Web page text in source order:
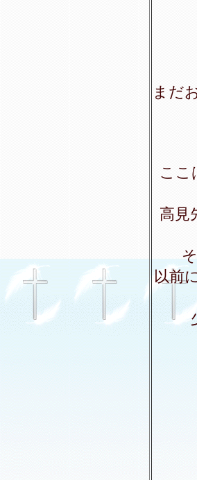
まだ
ここ
高見
以前